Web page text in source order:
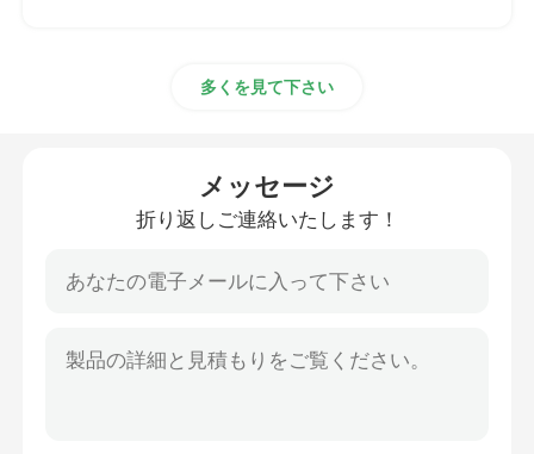
プロダクト
多くを見て下さい
メッセージ
折り返しご連絡いたします！